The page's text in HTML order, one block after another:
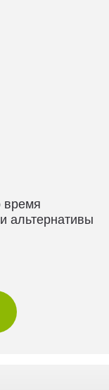
время
альтернативы